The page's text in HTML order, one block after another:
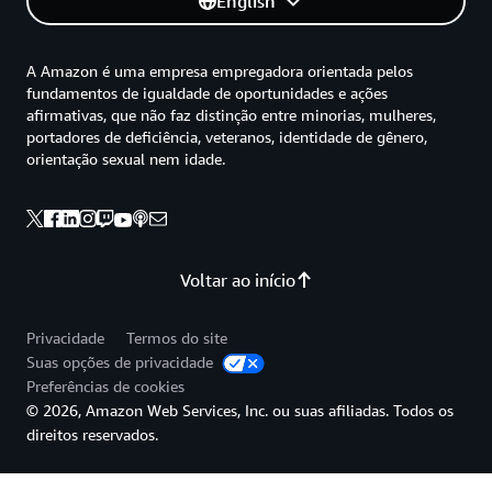
Voltar ao início
A Amazon é uma empresa empregadora orientada pelos
fundamentos de igualdade de oportunidades e ações
afirmativas, que não faz distinção entre minorias, mulheres,
portadores de deficiência, veteranos, identidade de gênero,
orientação sexual nem idade.
Privacidade
Termos do site
Suas opções de privacidade
Preferências de cookies
© 2026, Amazon Web Services, Inc. ou suas afiliadas. Todos os
direitos reservados.